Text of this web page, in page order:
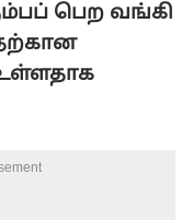
பெற வங்கி
உள்ளதாக